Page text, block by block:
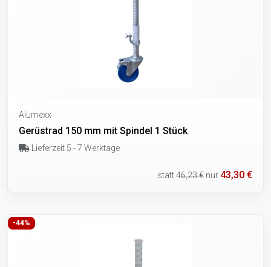
Alumexx
Gerüstrad 150 mm mit Spindel 1 Stück
Lieferzeit 5 - 7 Werktage
statt46,23 € nur 43,30 €
-44%